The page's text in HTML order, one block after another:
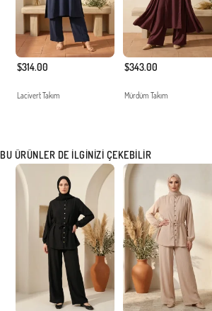
$314.00
Lacivert Takım
$343.00
Mürdüm Takım
BU ÜRÜNLER DE İLGINIZI ÇEKEBILIR